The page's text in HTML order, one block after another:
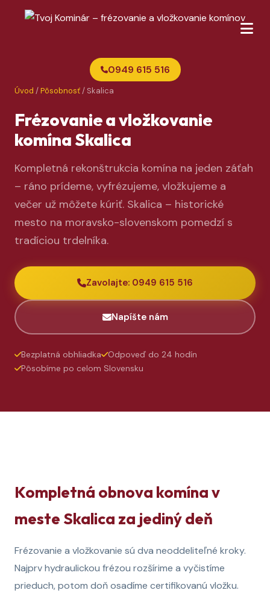
0949 615 516
Úvod /Pôsobnosť/ Skalica
Frézovanie a vložkovanie
komína Skalica
Kompletná rekonštrukcia komína na jeden záťah
– ráno prídeme, vyfrézujeme, vložkujeme a
večer už môžete kúriť. Skalica – historické
mesto na moravsko-slovenskom pomedzí s
tradíciou trdelníka.
Zavolajte: 0949 615 516
Napíšte nám
Bezplatná obhliadka
Odpoveď do 24 hodín
Pôsobíme po celom Slovensku
Kompletná obnova komína v
meste Skalica za jediný deň
Frézovanie a vložkovanie sú dva neoddeliteľné kroky.
Najprv hydraulickou frézou rozšírime a vyčistíme
prieduch, potom doň osadíme certifikovanú vložku.